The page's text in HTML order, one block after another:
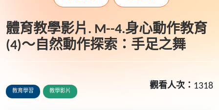
體育教學影片. M--4.身心動作教育
(4)～自然動作探索：手足之舞
教育學習 教學影片
觀看人次： 1318